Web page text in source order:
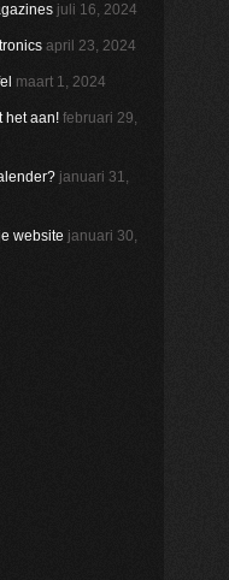
juli 16, 2024
april 23, 2024
maart 1, 2024
het aan! februari 29,
januari 31,
website januari 30,